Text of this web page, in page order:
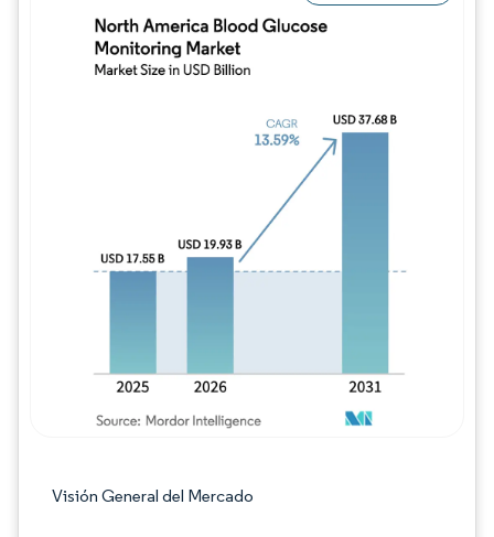
Visión General del Mercado
Imagen © Mordor Intelligence. El uso